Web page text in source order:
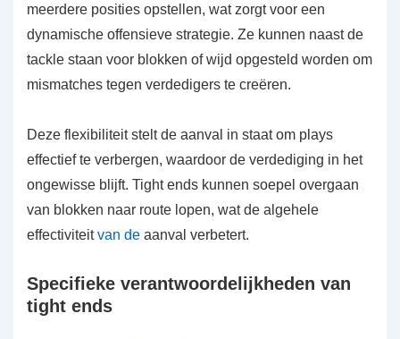
meerdere posities opstellen, wat zorgt voor een
dynamische offensieve strategie. Ze kunnen naast de
tackle staan voor blokken of wijd opgesteld worden om
mismatches tegen verdedigers te creëren.
Deze flexibiliteit stelt de aanval in staat om plays
effectief te verbergen, waardoor de verdediging in het
ongewisse blijft. Tight ends kunnen soepel overgaan
van blokken naar route lopen, wat de algehele
effectiviteitvan de aanval verbetert.
Specifieke verantwoordelijkheden van
tight ends